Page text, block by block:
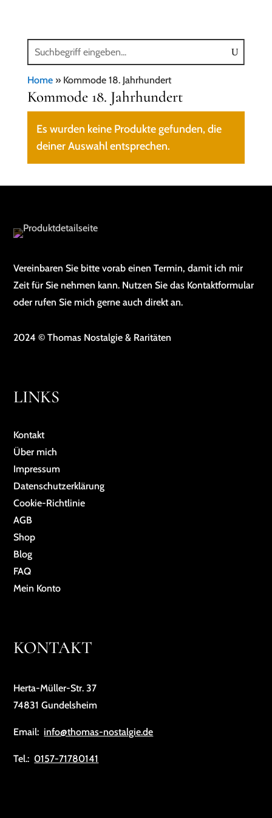
Home» Kommode 18. Jahrhundert
Kommode 18. Jahrhundert
Es wurden keine Produkte gefunden, die
deiner Auswahl entsprechen.
Vereinbaren Sie bitte vorab einen Termin, damit ich mir
Zeit für Sie nehmen kann. Nutzen Sie das Kontaktformular
oder rufen Sie mich gerne auch direkt an.
2024 © Thomas Nostalgie & Raritäten
LINKS
Kontakt
Über mich
Impressum
Da­ten­schutz­er­klä­rung
Cookie-Richtlinie
AGB
Shop
Blog
FAQ
Mein Konto
KONTAKT
Herta-Müller-Str. 37
74831 Gundelsheim
Email: info@thomas-nostalgie.de
Tel.: 0157-71780141